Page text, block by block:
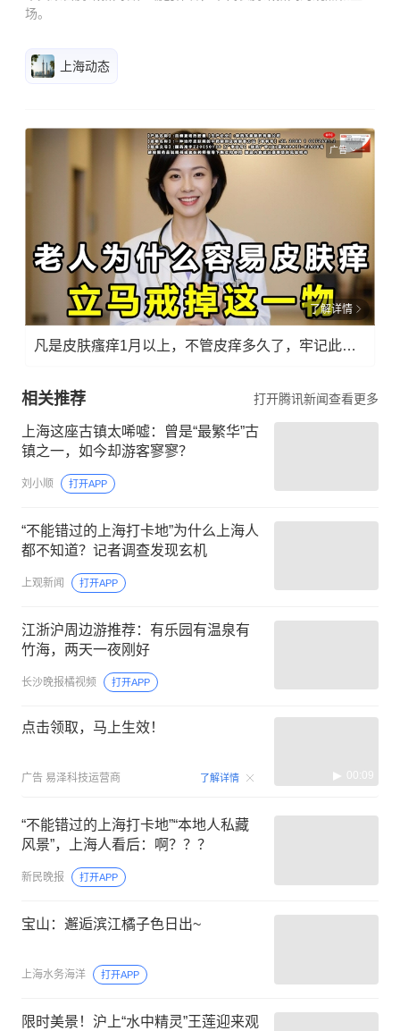
场。
上海动态
广告
了解详情
凡是皮肤瘙痒1月以上，不管皮痒多久了，牢记此法，快！准！狠！
相关推荐 打开腾讯新闻查看更多
上海这座古镇太唏嘘：曾是“最繁华”古
镇之一，如今却游客寥寥？
刘小顺 打开APP
“不能错过的上海打卡地”为什么上海人
都不知道？记者调查发现玄机
上观新闻 打开APP
江浙沪周边游推荐：有乐园有温泉有
竹海，两天一夜刚好
长沙晚报橘视频 打开APP
点击领取，马上生效！
广告 易泽科技运营商 了解详情 00:09
“不能错过的上海打卡地”“本地人私藏
风景”，上海人看后：啊？？？
新民晚报 打开APP
宝山：邂逅滨江橘子色日出~
上海水务海洋 打开APP
限时美景！沪上“水中精灵”王莲迎来观